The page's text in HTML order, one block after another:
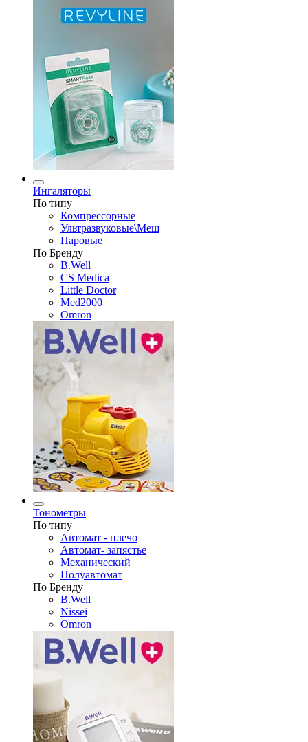
Ингаляторы
По типу
Компрессорные
Ультразвуковые\Меш
Паровые
По Бренду
B.Well
CS Medica
Little Doctor
Med2000
Omron
Тонометры
По типу
Автомат - плечо
Автомат- запястье
Механический
Полуавтомат
По Бренду
B.Well
Nissei
Omron